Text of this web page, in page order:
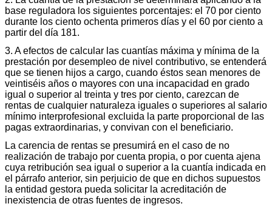
base reguladora los siguientes porcentajes: el 70 por ciento
durante los ciento ochenta primeros días y el 60 por ciento a
partir del día 181.
3. A efectos de calcular las cuantías máxima y mínima de la
prestación por desempleo de nivel contributivo, se entenderá
que se tienen hijos a cargo, cuando éstos sean menores de
veintiséis años o mayores con una incapacidad en grado
igual o superior al treinta y tres por ciento, carezcan de
rentas de cualquier naturaleza iguales o superiores al salario
mínimo interprofesional excluida la parte proporcional de las
pagas extraordinarias, y convivan con el beneficiario.
La carencia de rentas se presumirá en el caso de no
realización de trabajo por cuenta propia, o por cuenta ajena
cuya retribución sea igual o superior a la cuantía indicada en
el párrafo anterior, sin perjuicio de que en dichos supuestos
la entidad gestora pueda solicitar la acreditación de
inexistencia de otras fuentes de ingresos.